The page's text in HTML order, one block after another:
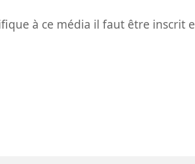
à ce média il faut être inscrit